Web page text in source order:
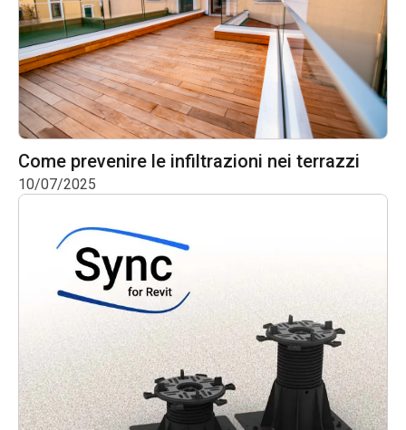
Come prevenire le infiltrazioni nei terrazzi
10/07/2025